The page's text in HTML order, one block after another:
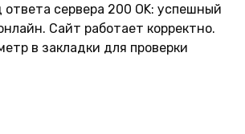
ответа сервера 200 OK: успешный
Сайт работает корректно.
в закладки для проверки